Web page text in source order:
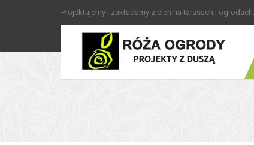
Projektujemy i zakładamy zieleń na tarasach i ogrodach.